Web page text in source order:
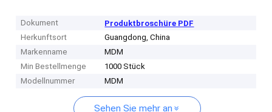
Dokument
Produktbroschüre PDF
Herkunftsort
Guangdong, China
Markenname
MDM
Min Bestellmenge
1000 Stück
Modellnummer
MDM
Sehen Sie mehr an